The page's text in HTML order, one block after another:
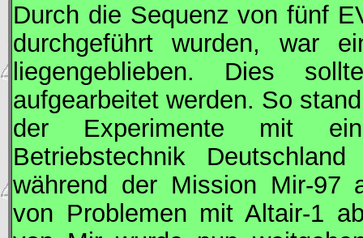
Durch die Sequenz von fünf
durchgeführt wurden, war
liegengeblieben. Dies
aufgearbeitet werden. So
der Experimente mit
Betriebstechnik
während der Mission Mir-97
von Problemen mit Altair-1